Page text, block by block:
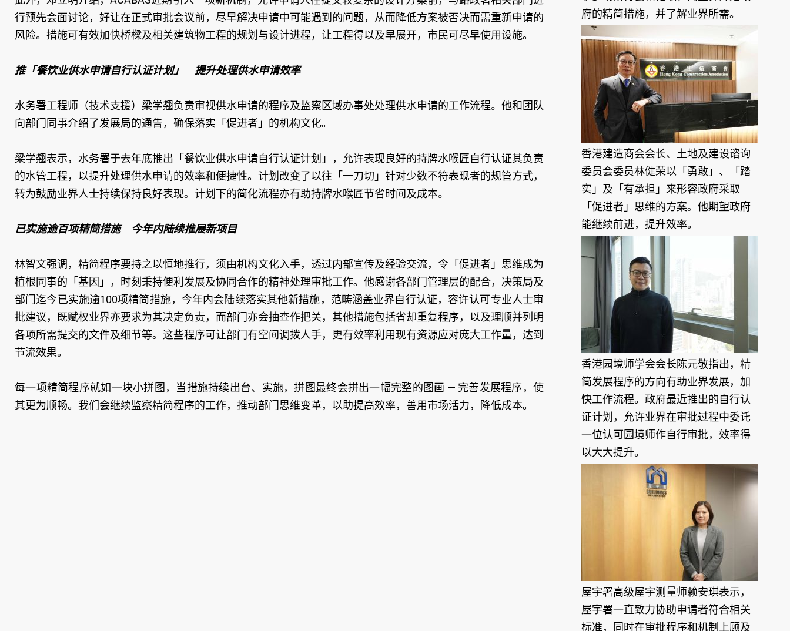
行预先会面讨论，好让在正式审批会议前，尽早解决申请中可能遇到的问题，从而降低方案被否决而需重新申请的
风险。措施可有效加快桥樑及相关建筑物工程的规划与设计进程，让工程得以及早展开，市民可尽早使用设施。
推「餐饮业供水申请自行认证计划」 提升处理供水申请效率
水务署工程师（技术支援）梁学翘负责审视供水申请的程序及监察区域办事处处理供水申请的工作流程。他和团队
向部门同事介绍了发展局的通告，确保落实「促进者」的机构文化。
梁学翘表示，水务署于去年底推出「餐饮业供水申请自行认证计划」，允许表现良好的持牌水喉匠自行认证其负责
的水管工程，以提升处理供水申请的效率和便捷性。计划改变了以往「一刀切」针对少数不符表现者的规管方式，
转为鼓励业界人士持续保持良好表现。计划下的简化流程亦有助持牌水喉匠节省时间及成本。
已实施逾百项精简措施 今年内陆续推展新项目
林智文强调，精简程序要持之以恒地推行，须由机构文化入手，透过内部宣传及经验交流，令「促进者」思维成为
植根同事的「基因」，时刻秉持便利发展及协同合作的精神处理审批工作。他感谢各部门管理层的配合，决策局及
部门迄今已实施逾100项精简措施，今年内会陆续落实其他新措施，范畴涵盖业界自行认证，容许认可专业人士审
批建议，既赋权业界亦要求为其决定负责，而部门亦会抽查作把关，其他措施包括省却重复程序，以及理顺并列明
各项所需提交的文件及细节等。这些程序可让部门有空间调拨人手，更有效率利用现有资源应对庞大工作量，达到
节流效果。
每一项精简程序就如一块小拼图，当措施持续出台、实施，拼图最终会拼出一幅完整的图画 — 完善发展程序，使
其更为顺畅。我们会继续监察精简程序的工作，推动部门思维变革，以助提高效率，善用市场活力，降低成本。
府的精简措施，并了解业界所需。
香港建造商会会长、土地及建设谘询
委员会委员林健荣以「勇敢」、「踏
实」及「有承担」来形容政府采取
「促进者」思维的方案。他期望政府
能继续前进，提升效率。
香港园境师学会会长陈元敬指出，精
简发展程序的方向有助业界发展，加
快工作流程。政府最近推出的自行认
证计划，允许业界在审批过程中委讬
一位认可园境师作自行审批，效率得
以大大提升。
屋宇署高级屋宇测量师赖安琪表示，
屋宇署一直致力协助申请者符合相关
标准，同时在审批程序和机制上顾及